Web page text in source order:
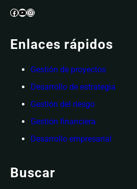
Facebook YouTube Instagram
Enlaces rápidos
Gestión de proyectos
Desarrollo de estrategia
Gestión del riesgo
Gestión financiera
Desarrollo empresarial
Buscar